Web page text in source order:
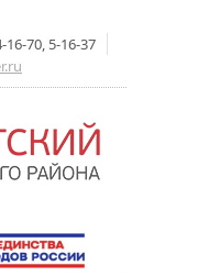
70, 5-16-37